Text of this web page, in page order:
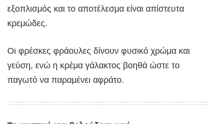
εξοπλισμός και το αποτέλεσμα είναι απίστευτα
κρεμώδες.
Οι φρέσκες φράουλες δίνουν φυσικό χρώμα και
γεύση, ενώ η κρέμα γάλακτος βοηθά ώστε το
παγωτό να παραμένει αφράτο.